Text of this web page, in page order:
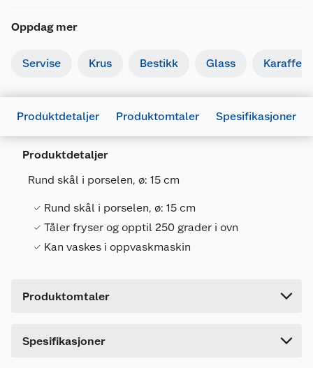
Oppdag mer
Servise Krus Bestikk Glass Karaffel
Produktdetaljer Produktomtaler Spesifikasjoner
Produktdetaljer
Rund skål i porselen, ø: 15 cm
Rund skål i porselen, ø: 15 cm
Tåler fryser og opptil 250 grader i ovn
Kan vaskes i oppvaskmaskin
Produktomtaler
Spesifikasjoner
Artikkelnummer
Leverandørens artikkelnummer
Størrelse
Forpakningsmål